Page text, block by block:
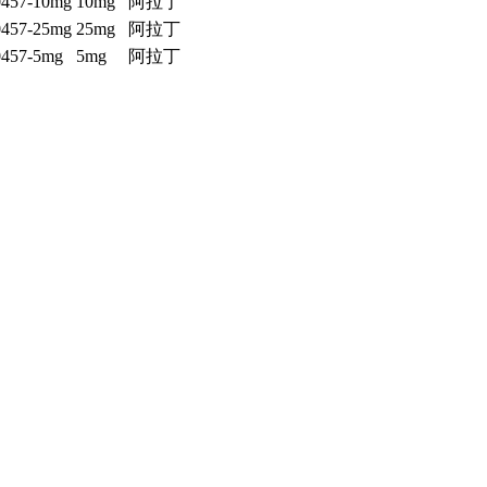
25mg 25mg
阿拉丁
5mg
5mg 阿拉丁